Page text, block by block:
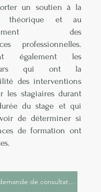
un soutien à la
théorique et au
des
professionnelles.
également les
qui ont la
des interventions
les stagiaires durant
du stage et qui
de déterminer si
de formation ont
Faire une demande de consultation